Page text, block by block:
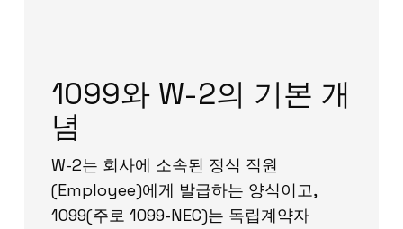
1099와 W-2의 기본 개
념
W-2는 회사에 소속된 정식 직원
(Employee)에게 발급하는 양식이고,
1099(주로 1099-NEC)는 독립계약자